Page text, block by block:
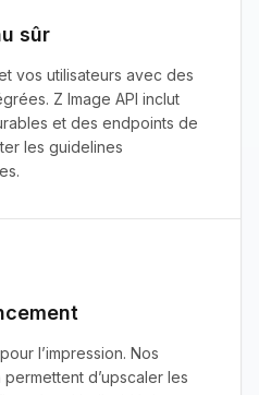
sûr
vos utilisateurs avec des
Z Image API inclut
et des endpoints de
les guidelines
l’impression. Nos
d’upscaler les